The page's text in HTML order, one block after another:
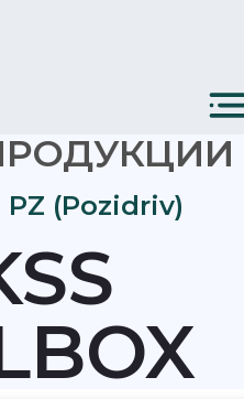
(Pozidriv)